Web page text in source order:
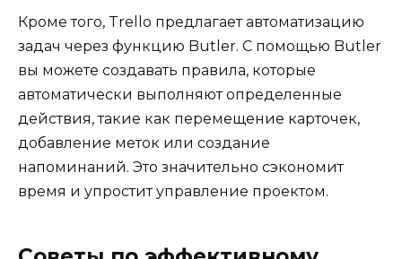
Кроме того, Trello предлагает автоматизацию
задач через функцию Butler. С помощью Butler
вы можете создавать правила, которые
автоматически выполняют определенные
действия, такие как перемещение карточек,
добавление меток или создание
напоминаний. Это значительно сэкономит
время и упростит управление проектом.